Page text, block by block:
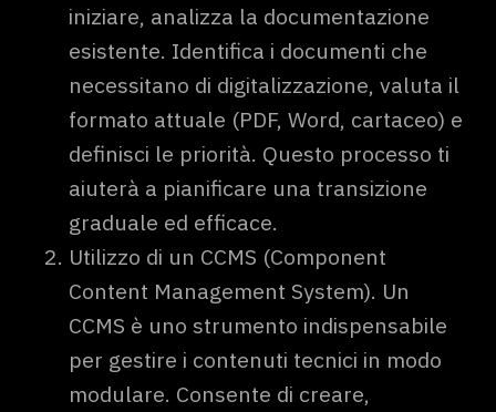
iniziare, analizza la documentazione
esistente. Identifica i documenti che
necessitano di digitalizzazione, valuta il
formato attuale (PDF, Word, cartaceo) e
definisci le priorità. Questo processo ti
aiuterà a pianificare una transizione
graduale ed efficace.
Utilizzo di un CCMS (Component
Content Management System). Un
CCMS è uno strumento indispensabile
per gestire i contenuti tecnici in modo
modulare. Consente di creare,